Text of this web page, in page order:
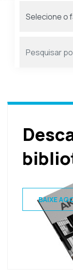
BAIXE